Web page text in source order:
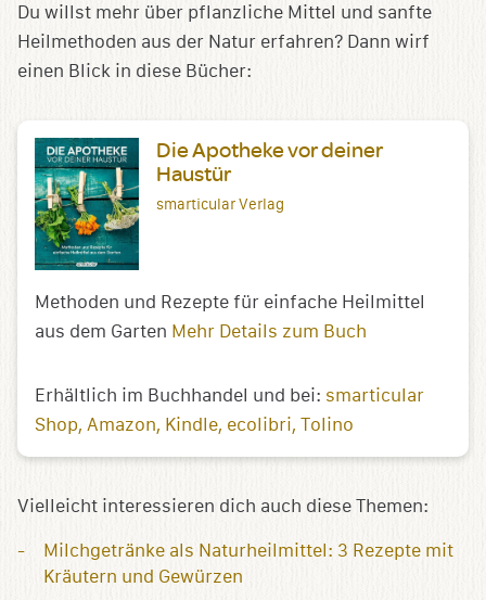
Du willst mehr über pflanzliche Mittel und sanfte
Heilmethoden aus der Natur erfahren? Dann wirf
einen Blick in diese Bücher:
Die Apotheke vor deiner
Haustür
smarticular Verlag
Methoden und Rezepte für einfache Heilmittel
aus dem Garten Mehr Details zum Buch
Erhältlich im Buchhandel und bei: smarticular
Shop Amazon Kindle ecolibri Tolino
Vielleicht interessieren dich auch diese Themen:
Milchgetränke als Naturheilmittel: 3 Rezepte mit
Kräutern und Gewürzen